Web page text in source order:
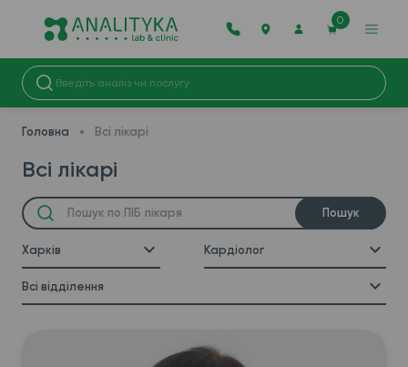
0
Головна Всі лікарі
Всі лікарі
Пошук
Харків Кардіолог
Всі відділення